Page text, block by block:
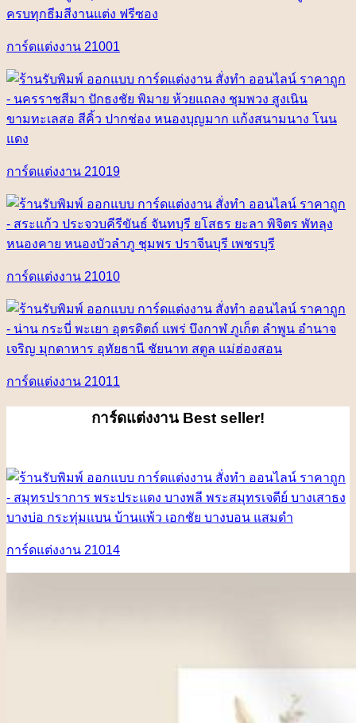
การ์ดแต่งงาน 21001
การ์ดแต่งงาน 21019
การ์ดแต่งงาน 21010
การ์ดแต่งงาน 21011
การ์ดแต่งงาน Best seller!
การ์ดแต่งงาน 21014